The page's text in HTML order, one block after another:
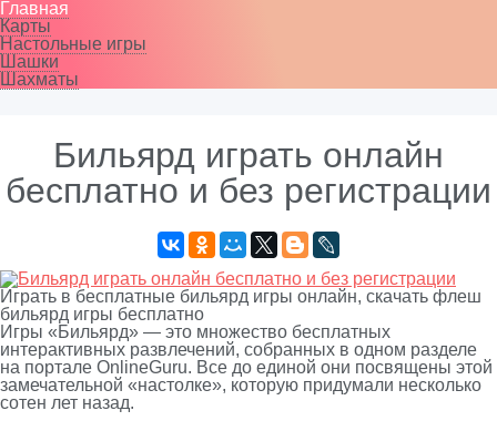
Главная
Карты
Настольные игры
Шашки
Шахматы
Бильярд играть онлайн
бесплатно и без регистрации
Играть в бесплатные бильярд игры онлайн, скачать флеш
бильярд игры бесплатно
Игры «Бильярд» — это множество бесплатных
интерактивных развлечений, собранных в одном разделе
на портале OnlineGuru. Все до единой они посвящены этой
замечательной «настолке», которую придумали несколько
сотен лет назад.